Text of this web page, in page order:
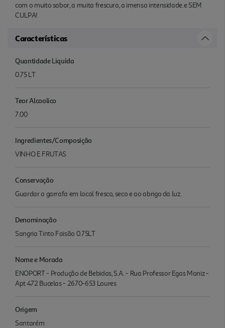
com o muito sabor, a muita frescura, a imensa intensidade.e SEM
CULPA!
Características
Quantidade Liquida
0.75 LT
Teor Alcoolico
7.00
Ingredientes/Composição
VINHO E FRUTAS
Conservação
Guardar a garrafa em local fresco, seco e ao abrigo da luz.
Denominação
Sangria Tinto Faisão 0.75LT
Nome e Morada
ENOPORT - Produção de Bebidas, S.A. - Rua Professor Egas Moniz -
Apt 472 Bucelas - 2670-653 Loures
Origem
Santarém